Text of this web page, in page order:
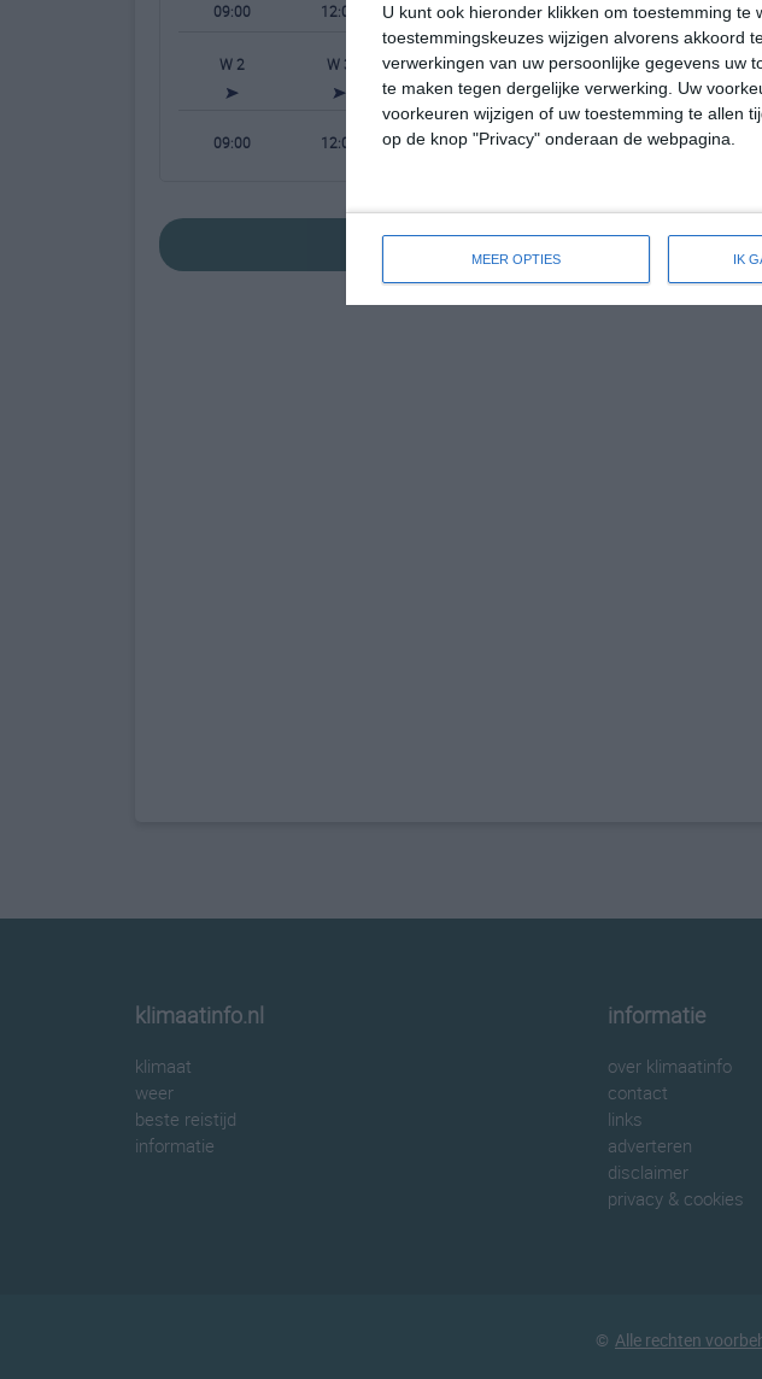
U kunt ook hieronder klikken om toestemming
toestemmingskeuzes wijzigen alvorens akkoord
verwerkingen van uw persoonlijke gegevens uw
te maken tegen dergelijke verwerking. Uw
voorkeuren wijzigen of uw toestemming te allen
op de knop "Privacy" onderaan de webpagina.
MEER OPTIES IK
09:00 12:00 15:00 18:00 21:00
W 2 W 3 WNW 3 W 2 W 1
09:00 12:00 15:00 18:00 21:00
bekijk de uitgebreide weersverwachting voor
klimaatinfo.nl
klimaat
weer
beste reistijd
informatie
informatie
over klimaatinfo
contact
links
adverteren
disclaimer
privacy & cookies
© Alle rechten